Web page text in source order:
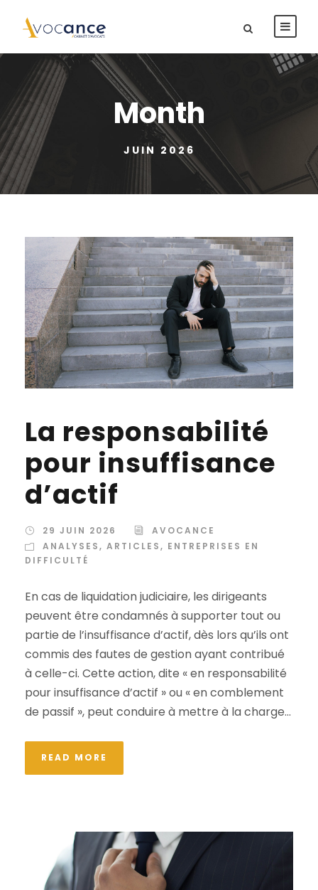
Month
JUIN 2026
La responsabilité
pour insuffisance
d’actif
29 JUIN 2026
AVOCANCE
ANALYSES, ARTICLES, ENTREPRISES EN
DIFFICULTÉ
En cas de liquidation judiciaire, les dirigeants
peuvent être condamnés à supporter tout ou
partie de l’insuffisance d’actif, dès lors qu’ils ont
commis des fautes de gestion ayant contribué
à celle-ci. Cette action, dite « en responsabilité
pour insuffisance d’actif » ou « en comblement
de passif », peut conduire à mettre à la charge...
READ MORE